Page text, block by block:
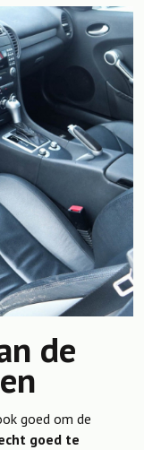
de
goed om de
goed te